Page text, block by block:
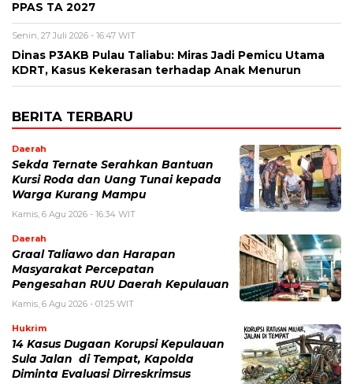
PPAS TA 2027
Senin, 27 Juli 2026 - 16:47 WIT
Dinas P3AKB Pulau Taliabu: Miras Jadi Pemicu Utama
KDRT, Kasus Kekerasan terhadap Anak Menurun
BERITA TERBARU
Daerah
Sekda Ternate Serahkan Bantuan
Kursi Roda dan Uang Tunai kepada
Warga Kurang Mampu
Kamis, 6 Agu 2026 - 16:34 WIT
Daerah
Graal Taliawo dan Harapan
Masyarakat Percepatan
Pengesahan RUU Daerah Kepulauan
Kamis, 6 Agu 2026 - 01:25 WIT
Hukrim
14 Kasus Dugaan Korupsi Kepulauan
Sula Jalan di Tempat, Kapolda
Diminta Evaluasi Dirreskrimsus